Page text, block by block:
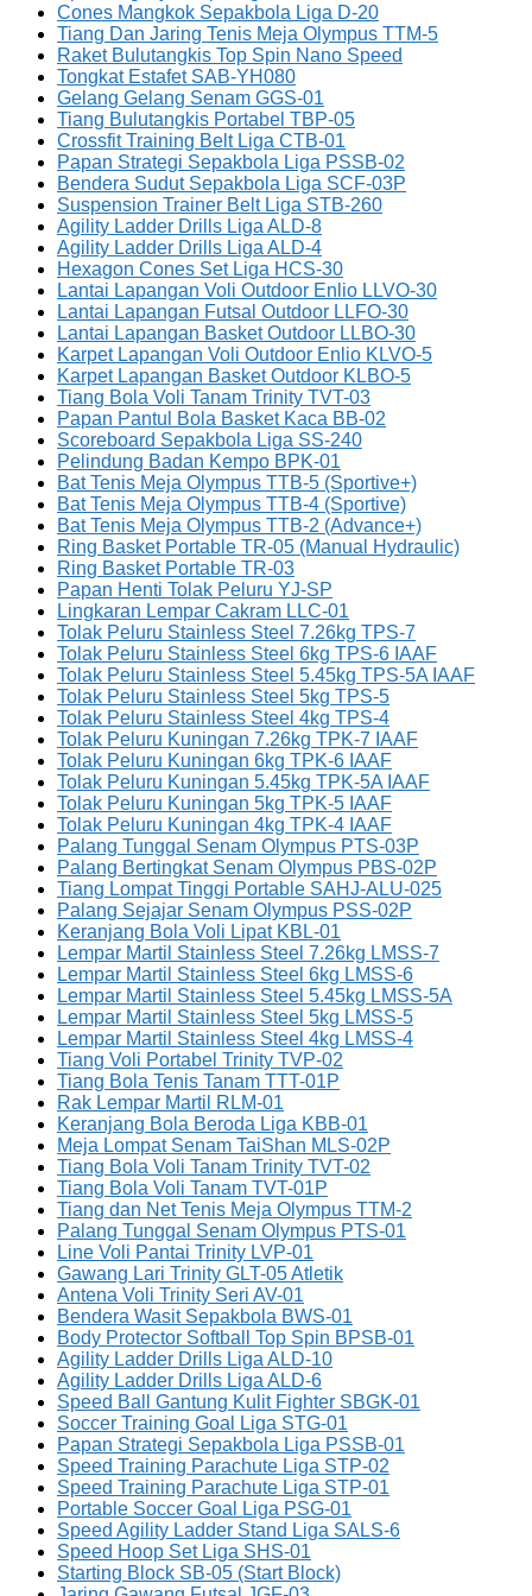
Cones Mangkok Sepakbola Liga D-20
Tiang Dan Jaring Tenis Meja Olympus TTM-5
Raket Bulutangkis Top Spin Nano Speed
Tongkat Estafet SAB-YH080
Gelang Gelang Senam GGS-01
Tiang Bulutangkis Portabel TBP-05
Crossfit Training Belt Liga CTB-01
Papan Strategi Sepakbola Liga PSSB-02
Bendera Sudut Sepakbola Liga SCF-03P
Suspension Trainer Belt Liga STB-260
Agility Ladder Drills Liga ALD-8
Agility Ladder Drills Liga ALD-4
Hexagon Cones Set Liga HCS-30
Lantai Lapangan Voli Outdoor Enlio LLVO-30
Lantai Lapangan Futsal Outdoor LLFO-30
Lantai Lapangan Basket Outdoor LLBO-30
Karpet Lapangan Voli Outdoor Enlio KLVO-5
Karpet Lapangan Basket Outdoor KLBO-5
Tiang Bola Voli Tanam Trinity TVT-03
Papan Pantul Bola Basket Kaca BB-02
Scoreboard Sepakbola Liga SS-240
Pelindung Badan Kempo BPK-01
Bat Tenis Meja Olympus TTB-5 (Sportive+)
Bat Tenis Meja Olympus TTB-4 (Sportive)
Bat Tenis Meja Olympus TTB-2 (Advance+)
Ring Basket Portable TR-05 (Manual Hydraulic)
Ring Basket Portable TR-03
Papan Henti Tolak Peluru YJ-SP
Lingkaran Lempar Cakram LLC-01
Tolak Peluru Stainless Steel 7.26kg TPS-7
Tolak Peluru Stainless Steel 6kg TPS-6 IAAF
Tolak Peluru Stainless Steel 5.45kg TPS-5A IAAF
Tolak Peluru Stainless Steel 5kg TPS-5
Tolak Peluru Stainless Steel 4kg TPS-4
Tolak Peluru Kuningan 7.26kg TPK-7 IAAF
Tolak Peluru Kuningan 6kg TPK-6 IAAF
Tolak Peluru Kuningan 5.45kg TPK-5A IAAF
Tolak Peluru Kuningan 5kg TPK-5 IAAF
Tolak Peluru Kuningan 4kg TPK-4 IAAF
Palang Tunggal Senam Olympus PTS-03P
Palang Bertingkat Senam Olympus PBS-02P
Tiang Lompat Tinggi Portable SAHJ-ALU-025
Palang Sejajar Senam Olympus PSS-02P
Keranjang Bola Voli Lipat KBL-01
Lempar Martil Stainless Steel 7.26kg LMSS-7
Lempar Martil Stainless Steel 6kg LMSS-6
Lempar Martil Stainless Steel 5.45kg LMSS-5A
Lempar Martil Stainless Steel 5kg LMSS-5
Lempar Martil Stainless Steel 4kg LMSS-4
Tiang Voli Portabel Trinity TVP-02
Tiang Bola Tenis Tanam TTT-01P
Rak Lempar Martil RLM-01
Keranjang Bola Beroda Liga KBB-01
Meja Lompat Senam TaiShan MLS-02P
Tiang Bola Voli Tanam Trinity TVT-02
Tiang Bola Voli Tanam TVT-01P
Tiang dan Net Tenis Meja Olympus TTM-2
Palang Tunggal Senam Olympus PTS-01
Line Voli Pantai Trinity LVP-01
Gawang Lari Trinity GLT-05 Atletik
Antena Voli Trinity Seri AV-01
Bendera Wasit Sepakbola BWS-01
Body Protector Softball Top Spin BPSB-01
Agility Ladder Drills Liga ALD-10
Agility Ladder Drills Liga ALD-6
Speed Ball Gantung Kulit Fighter SBGK-01
Soccer Training Goal Liga STG-01
Papan Strategi Sepakbola Liga PSSB-01
Speed Training Parachute Liga STP-02
Speed Training Parachute Liga STP-01
Portable Soccer Goal Liga PSG-01
Speed Agility Ladder Stand Liga SALS-6
Speed Hoop Set Liga SHS-01
Starting Block SB-05 (Start Block)